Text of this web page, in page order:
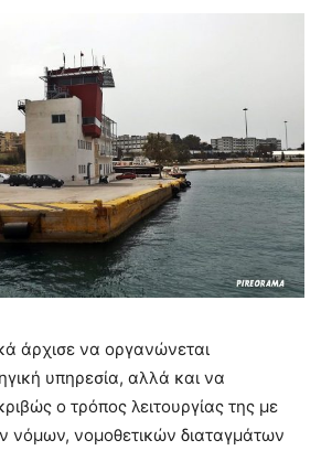
άρχισε να οργανώνεται
υπηρεσία, αλλά και να
ο τρόπος λειτουργίας της με
νόμων, νομοθετικών διαταγμάτων